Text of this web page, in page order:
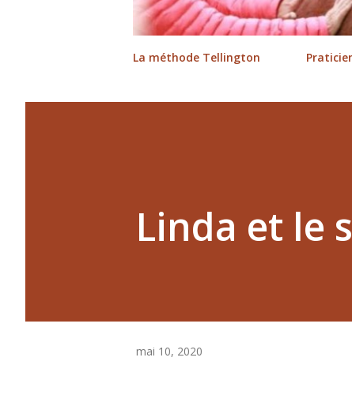
La méthode Tellington
Linda et le
mai 10, 2020